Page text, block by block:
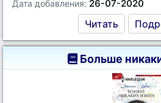
Дата добавления: 26-07-2020
Читать
Больше